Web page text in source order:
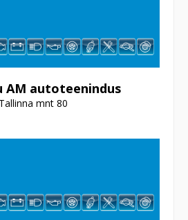
AM autoteenindus
Tallinna mnt 80